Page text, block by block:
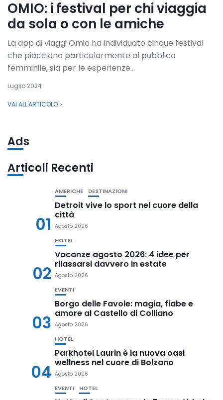
OMIO: i festival per chi viaggia
da sola o con le amiche
La app di viaggi Omio ha individuato cinque festival
che piacciono particolarmente al pubblico
femminile, sia per le esperienze...
Luglio 2024
VAI ALL'ARTICOLO
Ads
Articoli Recenti
01
AMERICHE DESTINAZIONI
Detroit vive lo sport nel cuore della
città
Agosto 2026
02
HOTEL
Vacanze agosto 2026: 4 idee per
rilassarsi davvero in estate
Agosto 2026
03
EVENTI
Borgo delle Favole: magia, fiabe e
amore al Castello di Colliano
Agosto 2026
04
HOTEL
Parkhotel Laurin è la nuova oasi
wellness nel cuore di Bolzano
Agosto 2026
EVENTI HOTEL